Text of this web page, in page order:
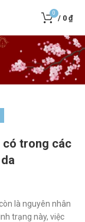
0
/ 0 ₫
có trong các
là nguyên nhân
trạng này, việc